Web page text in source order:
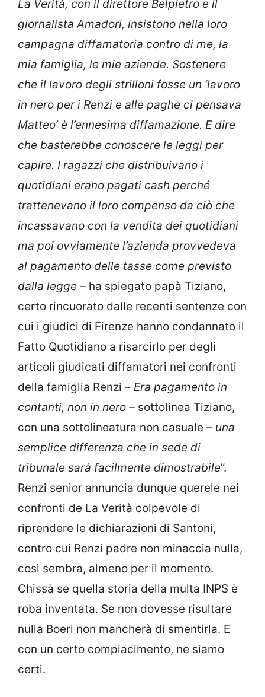
La Verità, con il direttore Belpietro e il
giornalista Amadori, insistono nella loro
campagna diffamatoria contro di me, la
mia famiglia, le mie aziende. Sostenere
che il lavoro degli strilloni fosse un ‘lavoro
in nero per i Renzi e alle paghe ci pensava
Matteo’ è l’ennesima diffamazione. E dire
che basterebbe conoscere le leggi per
capire. I ragazzi che distribuivano i
quotidiani erano pagati cash perché
trattenevano il loro compenso da ciò che
incassavano con la vendita dei quotidiani
ma poi ovviamente l’azienda provvedeva
al pagamento delle tasse come previsto
dalla legge – ha spiegato papà Tiziano,
certo rincuorato dalle recenti sentenze con
cui i giudici di Firenze hanno condannato il
Fatto Quotidiano a risarcirlo per degli
articoli giudicati diffamatori nei confronti
della famiglia Renzi – Era pagamento in
contanti, non in nero – sottolinea Tiziano,
con una sottolineatura non casuale – una
semplice differenza che in sede di
tribunale sarà facilmente dimostrabile”.
Renzi senior annuncia dunque querele nei
confronti de La Verità colpevole di
riprendere le dichiarazioni di Santoni,
contro cui Renzi padre non minaccia nulla,
così sembra, almeno per il momento.
Chissà se quella storia della multa INPS è
roba inventata. Se non dovesse risultare
nulla Boeri non mancherà di smentirla. E
con un certo compiacimento, ne siamo
certi.